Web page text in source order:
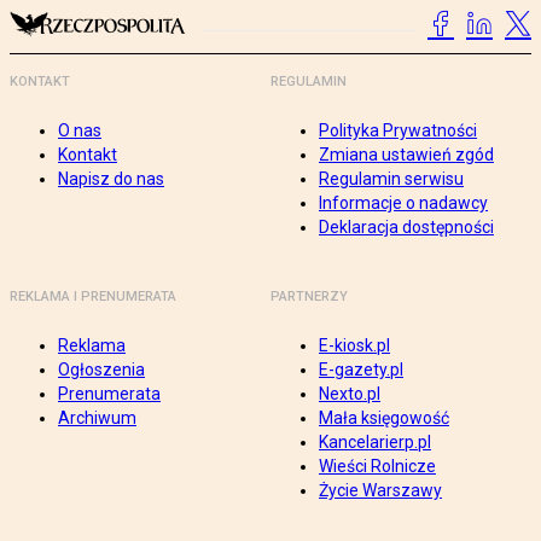
KONTAKT
O nas
Kontakt
Napisz do nas
REGULAMIN
Polityka Prywatności
Zmiana ustawień zgód
Regulamin serwisu
Informacje o nadawcy
Deklaracja dostępności
REKLAMA I PRENUMERATA
Reklama
Ogłoszenia
Prenumerata
Archiwum
PARTNERZY
E-kiosk.pl
E-gazety.pl
Nexto.pl
Mała księgowość
Kancelarierp.pl
Wieści Rolnicze
Życie Warszawy